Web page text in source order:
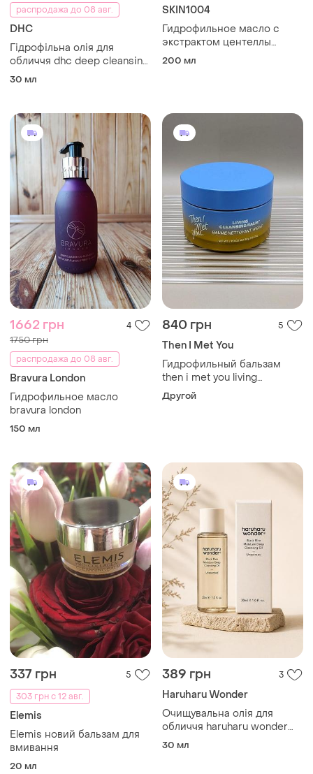
распродажа до 08 авг.
DHC
Гідрофільна олія для
обличчя dhc deep cleansing
oil
30 мл
SKIN1004
Гидрофильное масло с
экстрактом центеллы
азиатской skin 1004
200 мл
1662 грн 4
1750 грн
распродажа до 08 авг.
Bravura London
Гидрофильное масло
bravura london
150 мл
840 грн 5
Then I Met You
Гидрофильный бальзам
then i met you living
cleansing balm 90 г
Другой
337 грн
5
303 грн с 12 авг.
Elemis
Elemis новий бальзам для
вмивання
20 мл
389 грн 3
Haruharu Wonder
Очищувальна олія для
обличчя haruharu wonder
black rice cleansing oil
30 мл